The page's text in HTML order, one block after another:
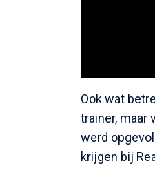
Ook wat
trainer, maar
werd
krijgen bij